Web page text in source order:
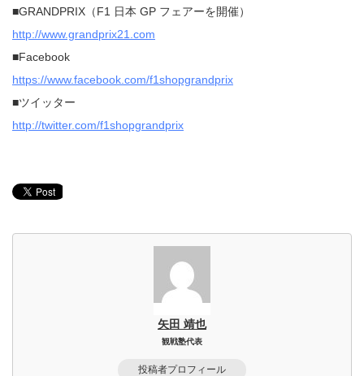
■GRANDPRIX（F1 日本 GP フェアーを開催）
http://www.grandprix21.com
■Facebook
https://www.facebook.com/f1shopgrandprix
■ツイッター
http://twitter.com/f1shopgrandprix
矢田 靖也
観戦塾代表
投稿者プロフィール